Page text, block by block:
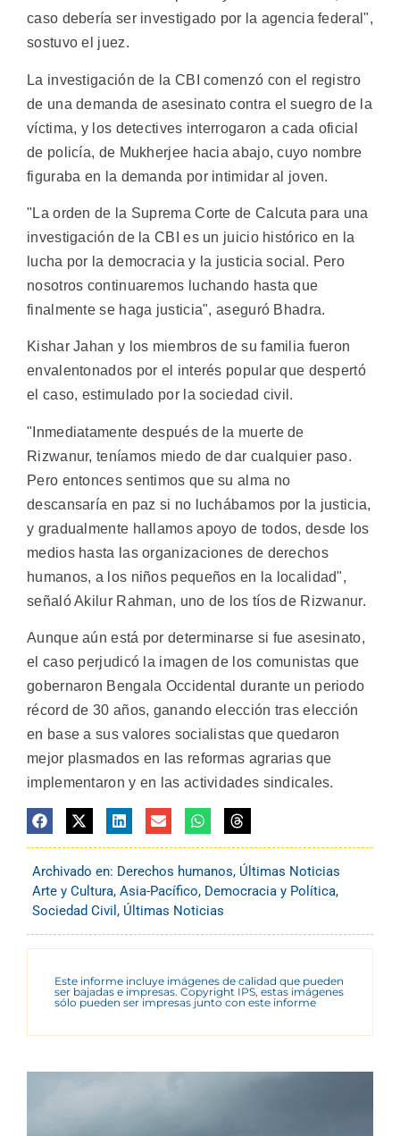
caso debería ser investigado por la agencia federal",
sostuvo el juez.
La investigación de la CBI comenzó con el registro
de una demanda de asesinato contra el suegro de la
víctima, y los detectives interrogaron a cada oficial
de policía, de Mukherjee hacia abajo, cuyo nombre
figuraba en la demanda por intimidar al joven.
"La orden de la Suprema Corte de Calcuta para una
investigación de la CBI es un juicio histórico en la
lucha por la democracia y la justicia social. Pero
nosotros continuaremos luchando hasta que
finalmente se haga justicia", aseguró Bhadra.
Kishar Jahan y los miembros de su familia fueron
envalentonados por el interés popular que despertó
el caso, estimulado por la sociedad civil.
"Inmediatamente después de la muerte de
Rizwanur, teníamos miedo de dar cualquier paso.
Pero entonces sentimos que su alma no
descansaría en paz si no luchábamos por la justicia,
y gradualmente hallamos apoyo de todos, desde los
medios hasta las organizaciones de derechos
humanos, a los niños pequeños en la localidad",
señaló Akilur Rahman, uno de los tíos de Rizwanur.
Aunque aún está por determinarse si fue asesinato,
el caso perjudicó la imagen de los comunistas que
gobernaron Bengala Occidental durante un periodo
récord de 30 años, ganando elección tras elección
en base a sus valores socialistas que quedaron
mejor plasmados en las reformas agrarias que
implementaron y en las actividades sindicales.
Archivado en: Derechos humanos, Últimas Noticias
Arte y Cultura, Asia-Pacífico, Democracia y Política,
Sociedad Civil , Últimas Noticias
Este informe incluye imágenes de calidad que pueden
ser bajadas e impresas. Copyright IPS, estas imágenes
sólo pueden ser impresas junto con este informe